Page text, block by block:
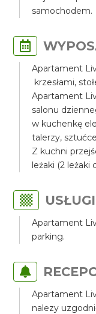
samochodem.
Apartament
krzesłami,
Apartament
salonu
w kuchenkę
talerzy,
Z kuchni
leżaki (2 leżaki
USŁUGI
Apartament
parking.
Apartament
nalezy